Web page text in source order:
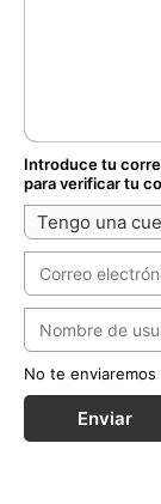
Introduce tu
para verificar tu
Tengo una
No te
Enviar